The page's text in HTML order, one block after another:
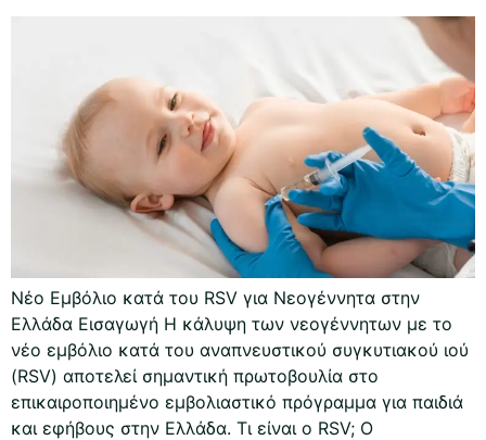
Νέο Εμβόλιο κατά του RSV για Νεογέννητα στην
Ελλάδα Εισαγωγή Η κάλυψη των νεογέννητων με το
νέο εμβόλιο κατά του αναπνευστικού συγκυτιακού ιού
(RSV) αποτελεί σημαντική πρωτοβουλία στο
επικαιροποιημένο εμβολιαστικό πρόγραμμα για παιδιά
και εφήβους στην Ελλάδα. Τι είναι ο RSV; Ο